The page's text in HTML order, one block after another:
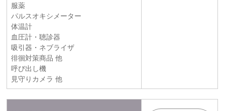
服薬
パルスオキシメーター
体温計
血圧計・聴診器
吸引器・ネブライザ
徘徊対策商品 他
呼び出し機
見守りカメラ 他